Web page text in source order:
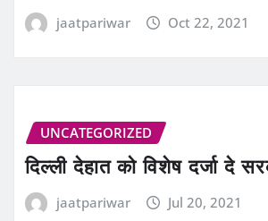
jaatpariwar Oct 22, 2021
UNCATEGORIZED
दिल्ली देहात को विशेष दर्जा दे
jaatpariwar Jul 20, 2021